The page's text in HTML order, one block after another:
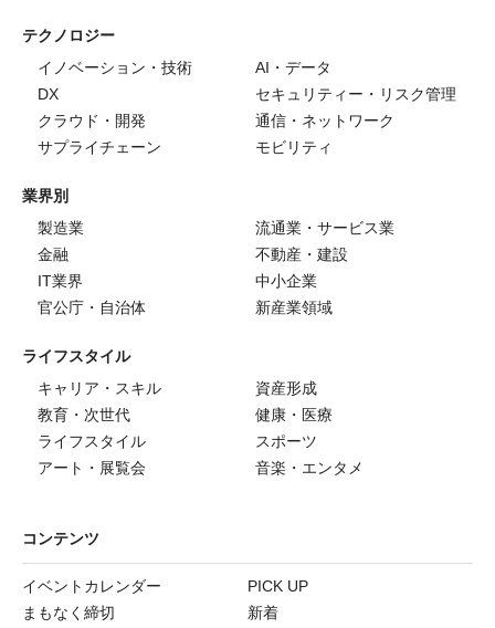
テクノロジー
イノベーション・技術
AI・データ
DX
セキュリティー・リスク管理
クラウド・開発
通信・ネットワーク
サプライチェーン
モビリティ
業界別
製造業
流通業・サービス業
金融
不動産・建設
IT業界
中小企業
官公庁・自治体
新産業領域
ライフスタイル
キャリア・スキル
資産形成
教育・次世代
健康・医療
ライフスタイル
スポーツ
アート・展覧会
音楽・エンタメ
コンテンツ
イベントカレンダー
PICK UP
まもなく締切
新着